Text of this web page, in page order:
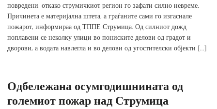
повредени, откако струмичкиот регион го зафати силно невреме.
Причинета е материјална штета, а граѓаните сами го изгаснале
пожарот, информираа од ТППЕ Струмица. Од силниот дожд
поплавени се неколку улици во пониските делови од градот и
дворови, а водата навлегла и во делови од угостителски објекти […]
Одбележана осумгодишнината од
големиот пожар над Струмица